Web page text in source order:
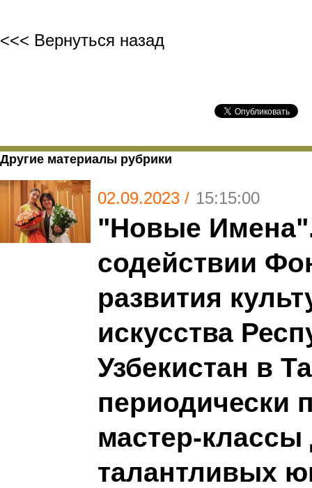
<<< Вернуться назад
Другие материалы рубрики
02.09.2023 / 15:15:00
"Новые
содействии
развития
искусства
Узбекистан в
периодически
мастер-классы
талантливых